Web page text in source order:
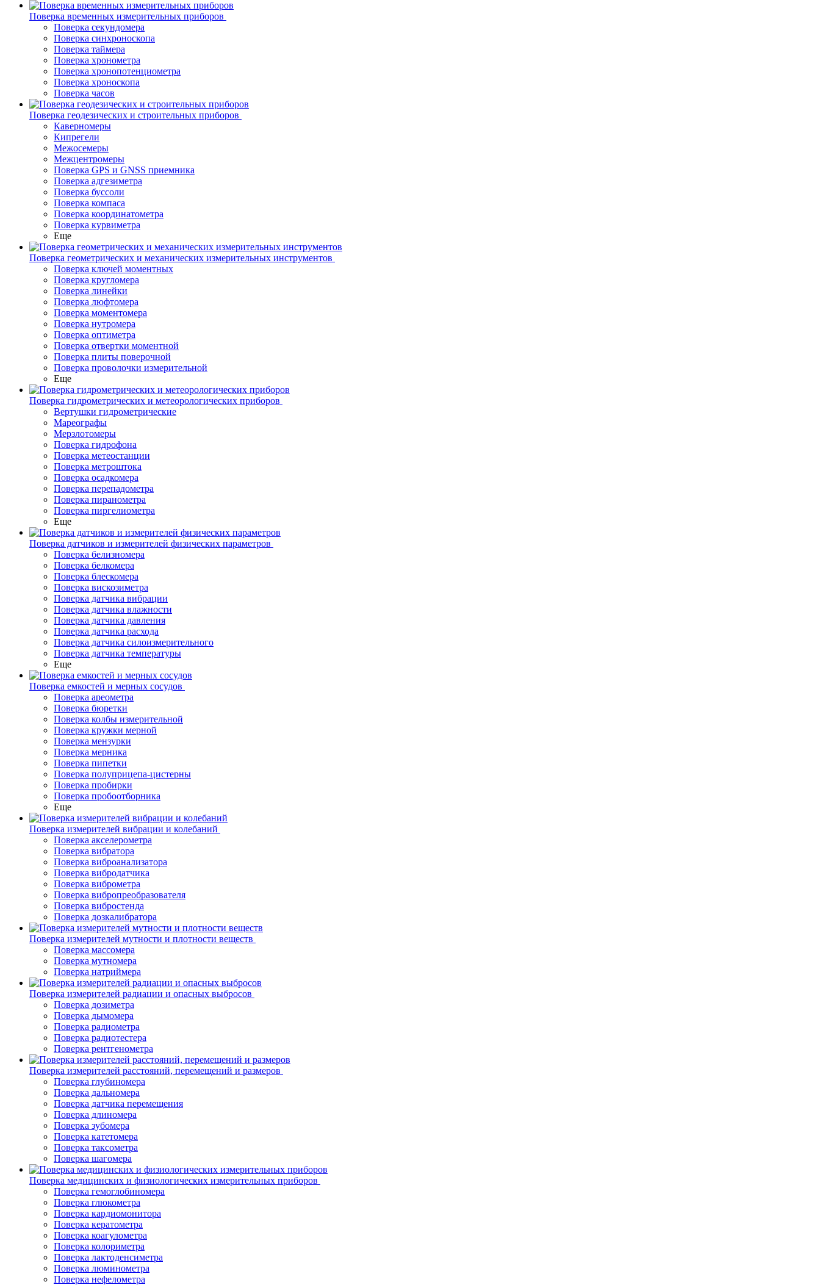
Поверка временных измерительных приборов
Поверка секундомера
Поверка синхроноскопа
Поверка таймера
Поверка хронометра
Поверка хронопотенциометра
Поверка хроноскопа
Поверка часов
Поверка геодезических и строительных приборов
Каверномеры
Кипрегели
Межосемеры
Межцентромеры
Поверка GPS и GNSS приемника
Поверка адгезиметра
Поверка буссоли
Поверка компаса
Поверка координатометра
Поверка курвиметра
Еще
Поверка геометрических и механических измерительных инструментов
Поверка ключей моментных
Поверка кругломера
Поверка линейки
Поверка люфтомера
Поверка моментомера
Поверка нутромера
Поверка оптиметра
Поверка отвертки моментной
Поверка плиты поверочной
Поверка проволочки измерительной
Еще
Поверка гидрометрических и метеорологических приборов
Вертушки гидрометрические
Мареографы
Мерзлотомеры
Поверка гидрофона
Поверка метеостанции
Поверка метроштока
Поверка осадкомера
Поверка перепадометра
Поверка пиранометра
Поверка пиргелиометра
Еще
Поверка датчиков и измерителей физических параметров
Поверка белизномера
Поверка белкомера
Поверка блескомера
Поверка вискозиметра
Поверка датчика вибрации
Поверка датчика влажности
Поверка датчика давления
Поверка датчика расхода
Поверка датчика силоизмерительного
Поверка датчика температуры
Еще
Поверка емкостей и мерных сосудов
Поверка ареометра
Поверка бюретки
Поверка колбы измерительной
Поверка кружки мерной
Поверка мензурки
Поверка мерника
Поверка пипетки
Поверка полуприцепа-цистерны
Поверка пробирки
Поверка пробоотборника
Еще
Поверка измерителей вибрации и колебаний
Поверка акселерометра
Поверка вибратора
Поверка виброанализатора
Поверка вибродатчика
Поверка виброметра
Поверка вибропреобразователя
Поверка вибростенда
Поверка дозкалибратора
Поверка измерителей мутности и плотности веществ
Поверка массомера
Поверка мутномера
Поверка натриймера
Поверка измерителей радиации и опасных выбросов
Поверка дозиметра
Поверка дымомера
Поверка радиометра
Поверка радиотестера
Поверка рентгенометра
Поверка измерителей расстояний, перемещений и размеров
Поверка глубиномера
Поверка дальномера
Поверка датчика перемещения
Поверка длиномера
Поверка зубомера
Поверка катетомера
Поверка таксометра
Поверка шагомера
Поверка медицинских и физиологических измерительных приборов
Поверка гемоглобиномера
Поверка глюкометра
Поверка кардиомонитора
Поверка кератометра
Поверка коагулометра
Поверка колориметра
Поверка лактоденсиметра
Поверка люминометра
Поверка нефелометра